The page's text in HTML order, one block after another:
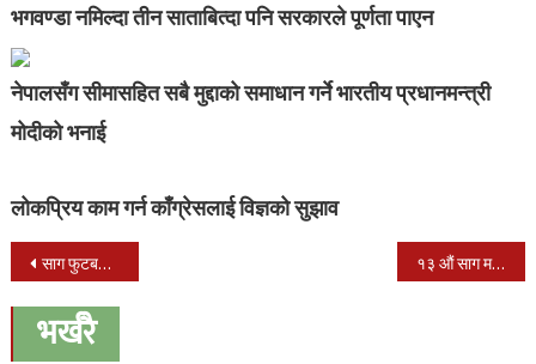
भगवण्डा नमिल्दा तीन साताबित्दा पनि सरकारले पूर्णता पाएन
नेपालसँग सीमासहित सबै मुद्दाको समाधान गर्ने भारतीय प्रधानमन्त्री
मोदीको भनाई
लोकप्रिय काम गर्न काँग्रेसलाई विज्ञको सुझाव
Post
navigation
साग फुटबल : आज नेपालको पुरुष र महिला दुवै टोलीले खेल्ने १३ औं साग महिला फुटबल : नेपाल संग श्रीलंका १–० गोलले पराजीत
भर्खरै